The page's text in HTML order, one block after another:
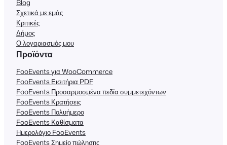
Blog
Σχετικά με εμάς
Κριτικές
Δήμος
Ο λογαριασμός μου
Προϊόντα
FooEvents για WooCommerce
FooEvents Εισιτήρια PDF
FooEvents Προσαρμοσμένα πεδία συμμετεχόντων
FooEvents Κρατήσεις
FooEvents Πολυήμερο
FooEvents Καθίσματα
Ημερολόγιο FooEvents
FooEvents Σημείο πώλησης